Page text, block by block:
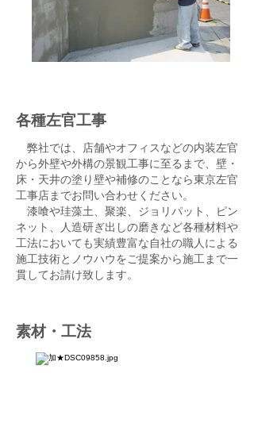
素材・工法
各種左官工事
弊社では、店舗やオフィスなどの内装左官
から外壁や外構の景観工事に至るまで、壁・
床・天井の塗り壁や補修のことなら東京左官
工事店までお問い合わせください。
​ 漆喰や珪藻土、聚楽、ジョリパット、ピン
ネット、人造研ぎ出しの磨きなど各種材料や
工法においても実績豊富な自社の職人による
施工技術とノウハウをご提案から施工まで一
貫してお請け致します。